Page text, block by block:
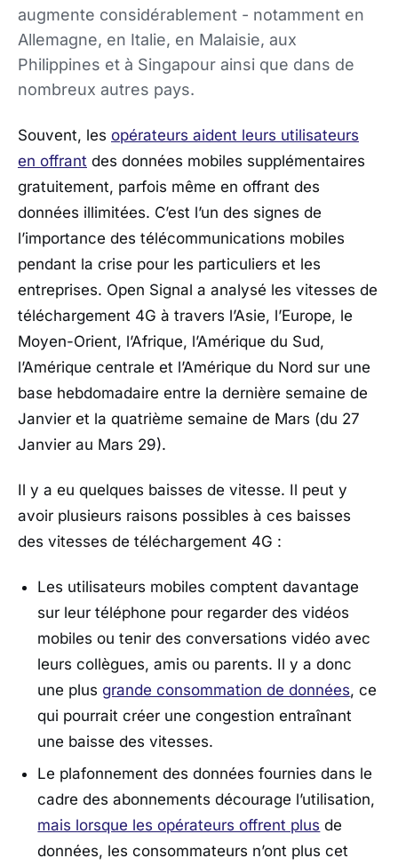
augmente considérablement - notamment en
Allemagne, en Italie, en Malaisie, aux
Philippines et à Singapour ainsi que dans de
nombreux autres pays.
Souvent, les opérateurs aident leurs utilisateurs
en offrant des données mobiles supplémentaires
gratuitement, parfois même en offrant des
données illimitées. C’est l’un des signes de
l’importance des télécommunications mobiles
pendant la crise pour les particuliers et les
entreprises. Open Signal a analysé les vitesses de
téléchargement 4G à travers l’Asie, l’Europe, le
Moyen-Orient, l’Afrique, l’Amérique du Sud,
l’Amérique centrale et l’Amérique du Nord sur une
base hebdomadaire entre la dernière semaine de
Janvier et la quatrième semaine de Mars (du 27
Janvier au Mars 29).
Il y a eu quelques baisses de vitesse. Il peut y
avoir plusieurs raisons possibles à ces baisses
des vitesses de téléchargement 4G :
Les utilisateurs mobiles comptent davantage
sur leur téléphone pour regarder des vidéos
mobiles ou tenir des conversations vidéo avec
leurs collègues, amis ou parents. Il y a donc
une plusgrande consommation de données, ce
qui pourrait créer une congestion entraînant
une baisse des vitesses.
Le plafonnement des données fournies dans le
cadre des abonnements décourage l’utilisation,
mais lorsque les opérateurs offrent plus de
données, les consommateurs n’ont plus cet